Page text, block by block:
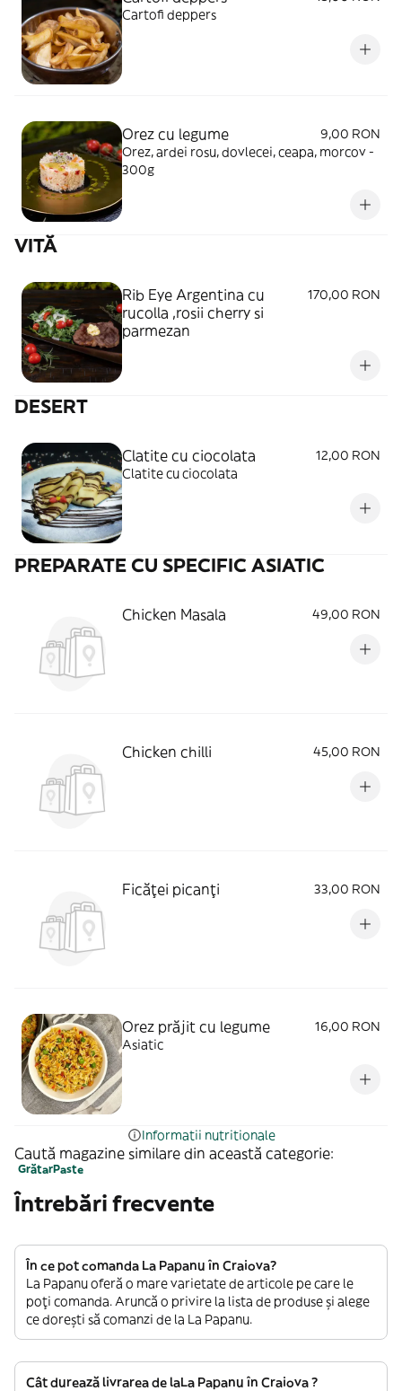
Cartofi deppers
Orez cu legume
9,00 RON
Orez, ardei rosu, dovlecei, ceapa, morcov -
300g
VITĂ
Rib Eye Argentina cu
rucolla ,rosii cherry si
parmezan
170,00 RON
DESERT
Clatite cu ciocolata
12,00 RON
Clatite cu ciocolata
PREPARATE CU SPECIFIC ASIATIC
Chicken Masala 49,00 RON
Chicken chilli 45,00 RON
Ficăței picanți 33,00 RON
Orez prăjit cu legume
16,00 RON
Asiatic
Informatii nutritionale
Caută magazine similare din această categorie:
GrătarPaste
Întrebări frecvente
În ce pot comanda La Papanu în Craiova?
La Papanu oferă o mare varietate de articole pe care le
poți comanda. Aruncă o privire la lista de produse și alege
ce dorești să comanzi de la La Papanu.
Cât durează livrarea de laLa Papanu în Craiova ?